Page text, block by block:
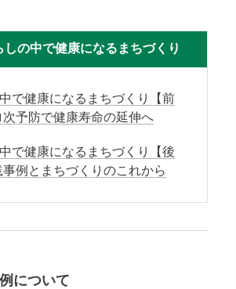
しの中で健康になるまちづくり
で健康になるまちづくり【前
次予防で健康寿命の延伸へ
で健康になるまちづくり【後
例とまちづくりのこれから
について